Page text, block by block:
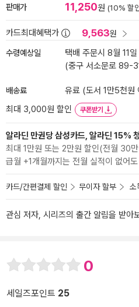
판매가 11,250원 (10% 할
카드최대혜택가 9,563원
수령예상일
택배 주문시 8월 11
(중구 서소문로 89-
배송료
유료 (도서 1만5천원
최대 3,000원 할인
쿠폰받기
알라딘 만권당 삼성카드, 알라딘 15%
최대 1만원 또는 2만원 할인(전월 30
급월 +1개월까지는 전월 실적이 없어
카드/간편결제 할인 무이자 할부 소
관심 저자, 시리즈의 출간 알림을 받아
0
세일즈포인트 25